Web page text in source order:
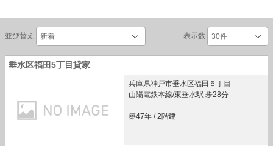
並び替え 表示数
垂水区福田5丁目貸家
兵庫県神戸市垂水区福田５丁目
山陽電鉄本線/東垂水駅 歩28分
築47年 / 2階建